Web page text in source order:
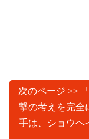
次のページ >>
撃の考えを完全
手は、ショウヘ